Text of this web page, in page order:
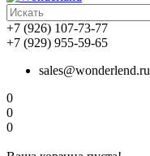
+7 (926) 107-73-77
+7 (929) 955-59-65
sales@wonderlend.ru
0
0
0